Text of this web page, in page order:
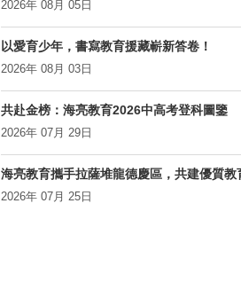
2026年 08月 05日
以愛育少年，書寫教育援藏嶄新答卷！
2026年 08月 03日
共赴金榜：海亮教育2026中高考登科圖鑒
2026年 07月 29日
海亮教育攜手拉薩堆龍德慶區，共建優質教
2026年 07月 25日